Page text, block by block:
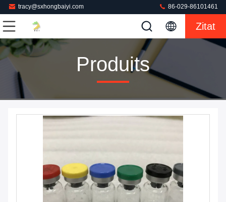
tracy@sxhongbaiyi.com 86-029-86101461
Zitat
Produits